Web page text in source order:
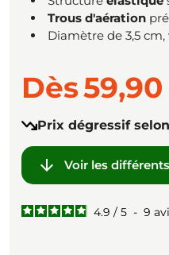
Trous d'aération
Diamètre de 3,5
Dès
Prix dégressif
 Voir les
4.9 / 5 - 9